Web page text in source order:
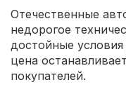
Отечественные
недорогое
достойные
цена
покупателей.